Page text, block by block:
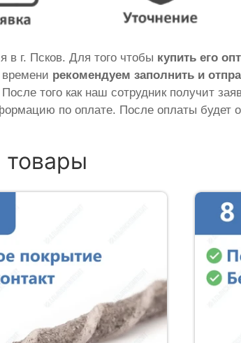
в г. Псков. Для того чтобы купить его
рекомендуем заполнить и
того как наш сотрудник получит
по оплате. После оплаты будет